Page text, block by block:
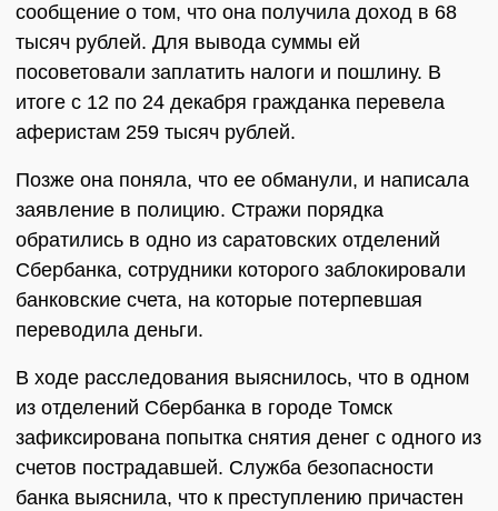
сообщение о том, что она получила доход в 68
тысяч рублей. Для вывода суммы ей
посоветовали заплатить налоги и пошлину. В
итоге с 12 по 24 декабря гражданка перевела
аферистам 259 тысяч рублей.
Позже она поняла, что ее обманули, и написала
заявление в полицию. Стражи порядка
обратились в одно из саратовских отделений
Сбербанка, сотрудники которого заблокировали
банковские счета, на которые потерпевшая
переводила деньги.
В ходе расследования выяснилось, что в одном
из отделений Сбербанка в городе Томск
зафиксирована попытка снятия денег с одного из
счетов пострадавшей. Служба безопасности
банка выяснила, что к преступлению причастен